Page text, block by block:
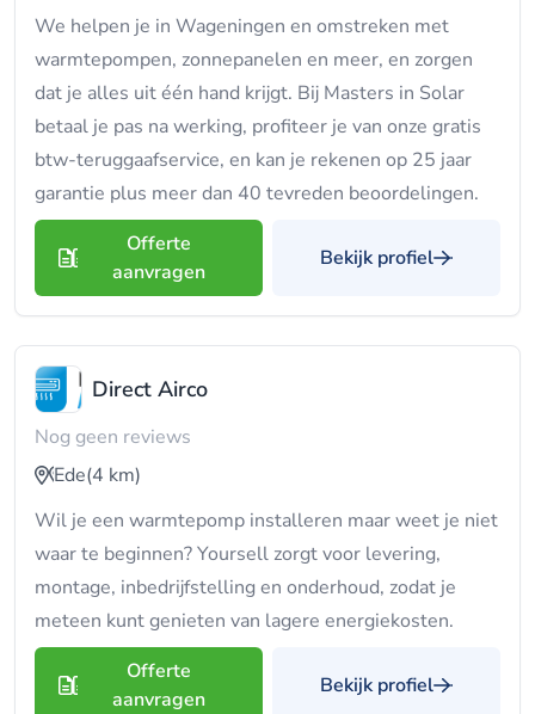
We helpen je in Wageningen en omstreken met
warmtepompen, zonnepanelen en meer, en zorgen
dat je alles uit één hand krijgt. Bij Masters in Solar
betaal je pas na werking, profiteer je van onze gratis
btw-teruggaafservice, en kan je rekenen op 25 jaar
garantie plus meer dan 40 tevreden beoordelingen.
Offerte
aanvragen
Bekijk profiel
Direct Airco
Nog geen reviews
Ede(4 km)
Wil je een warmtepomp installeren maar weet je niet
waar te beginnen? Yoursell zorgt voor levering,
montage, inbedrijfstelling en onderhoud, zodat je
meteen kunt genieten van lagere energiekosten.
Offerte
aanvragen
Bekijk profiel